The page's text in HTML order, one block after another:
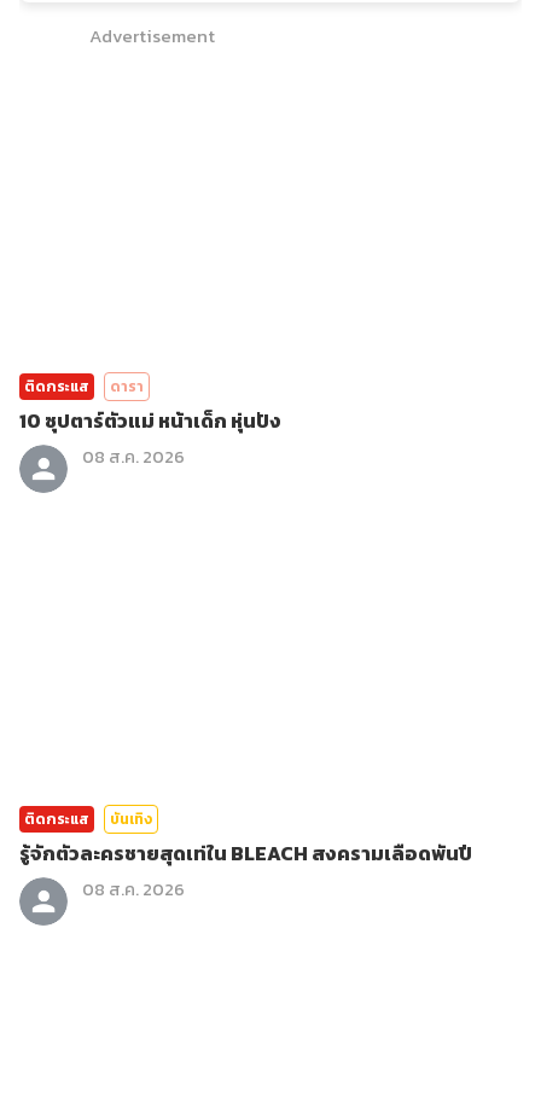
Advertisement
ติดกระแส ดารา
10 ซุปตาร์ตัวแม่ หน้าเด็ก หุ่นปัง
08 ส.ค. 2026
ติดกระแส บันเทิง
รู้จักตัวละครชายสุดเท่ใน BLEACH สงครามเลือดพันปี
08 ส.ค. 2026